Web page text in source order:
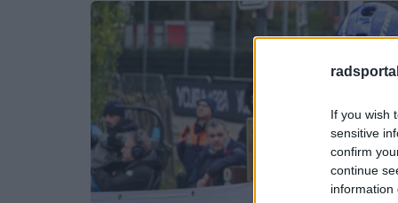
If you wish
sensitive
confirm
continue
information